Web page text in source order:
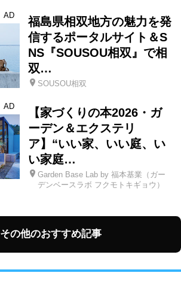
AD
福島県相双地方の魅力を発
信するポータルサイト＆S
NS『SOUSOU相双』で相
双…
SOUSOU相双
AD
【家づくりの本2026・ガ
ーデン＆エクステリ
ア】“いい家、いい庭、い
い家庭…
Garden Base Lab by 福本基業（ガー
デンベースラボ フクモトキギョウ）
その他のおすすめ記事